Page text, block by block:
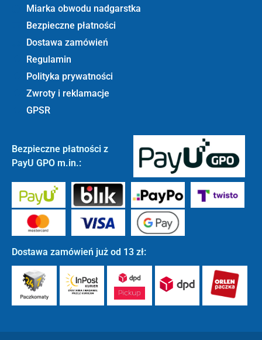
Miarka obwodu nadgarstka
Bezpieczne płatności
Dostawa zamówień
Regulamin
Polityka prywatności
Zwroty i reklamacje
GPSR
Bezpieczne płatności z
PayU GPO m.in.:
Dostawa zamówień już od 13 zł: